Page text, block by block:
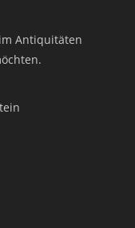
Antiquitäten